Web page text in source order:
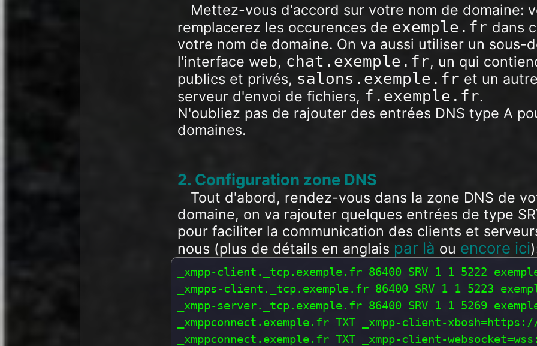
Mettez-vous d'accord sur votre nom de domaine:
remplacerez les occurences de exemple.fr dans
votre nom de domaine. On va aussi utiliser un sous-
l'interface web, chat.exemple.fr, un qui
publics et privés, salons.exemple.fr et un
serveur d'envoi de fichiers, f.exemple.fr.
N'oubliez pas de rajouter des entrées DNS type A
domaines.
2. Configuration zone DNS
Tout d'abord, rendez-vous dans la zone DNS de
domaine, on va rajouter quelques entrées de type
pour faciliter la communication des clients et
nous (plus de détails en anglais par là ou encore ici
_xmpp-client._tcp.exemple.fr 86400 SRV 1 1 5222
_xmpps-client._tcp.exemple.fr 86400 SRV 1 1 5223
_xmpp-server._tcp.exemple.fr 86400 SRV 1 1 5269
_xmppconnect.exemple.fr TXT _xmpp-client-